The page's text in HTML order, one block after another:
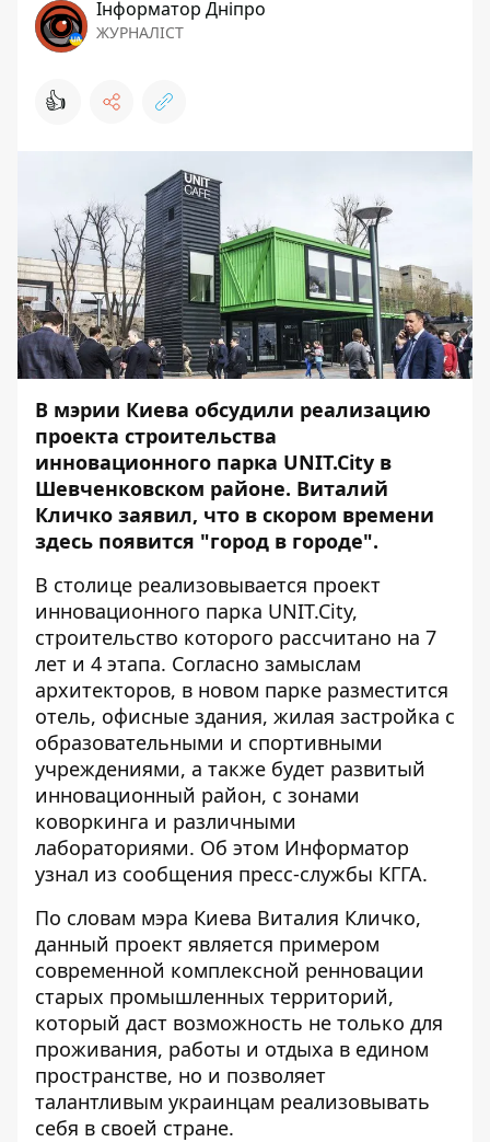
Інформатор Дніпро
ЖУРНАЛІСТ
👍
В мэрии Киева обсудили реализацию
проекта строительства
инновационного парка UNIT.City в
Шевченковском районе. Виталий
Кличко заявил, что в скором времени
здесь появится "город в городе".
В столице реализовывается проект
инновационного парка UNIT.City,
строительство которого рассчитано на 7
лет и 4 этапа. Согласно замыслам
архитекторов, в новом парке разместится
отель, офисные здания, жилая застройка с
образовательными и спортивными
учреждениями, а также будет развитый
инновационный район, с зонами
коворкинга и различными
лабораториями. Об этом Информатор
узнал из сообщения пресс-службы КГГА.
По словам мэра Киева Виталия Кличко,
данный проект является примером
современной комплексной ренновации
старых промышленных территорий,
который даст возможность не только для
проживания, работы и отдыха в едином
пространстве, но и позволяет
талантливым украинцам реализовывать
себя в своей стране.